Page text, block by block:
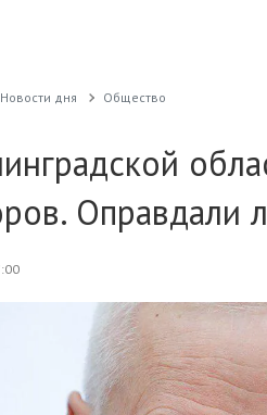
Новости дня Общество
Оправдали